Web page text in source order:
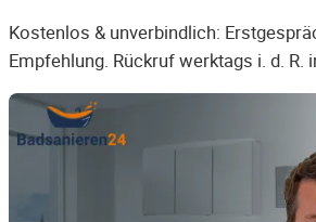
Kostenlos & unverbindlich:
Empfehlung. Rückruf werktags i. d. R.